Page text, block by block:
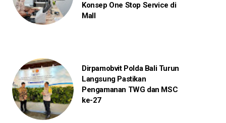
Konsep One Stop Service di
Mall
Dirpamobvit Polda Bali Turun
Langsung Pastikan
Pengamanan TWG dan MSC
ke-27